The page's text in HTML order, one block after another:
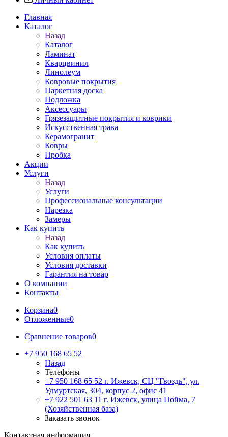
Главная
Каталог
Назад
Каталог
Ламинат
Кварцвинил
Линолеум
Ковровые покрытия
Паркетная доска
Подложка
Аксессуары
Грязезащитные покрытия и коврики
Искусственная трава
Керамогранит
Ковры
Пробка
Акции
Услуги
Назад
Услуги
Профессиональные консультации
Нарезка
Замеры
Как купить
Назад
Как купить
Условия оплаты
Условия доставки
Гарантия на товар
О компании
Контакты
Корзина0
Отложенные0
Сравнение товаров0
+7 950 168 65 52
Назад
Телефоны
+7 950 168 65 52 г. Ижевск, СЦ "Гвоздь", ул.
Удмуртская, 304, корпус 2, офис 41
+7 922 501 63 11 г. Ижевск, улица Пойма, 7
(Хозяйственная база)
Заказать звонок
Контактная информация